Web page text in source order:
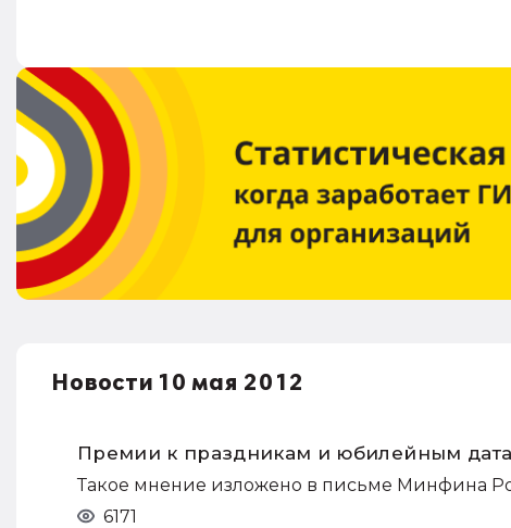
Новости 10 мая 2012
Премии к праздникам и юбилейным
Такое мнение изложено в письме Минфина
6171